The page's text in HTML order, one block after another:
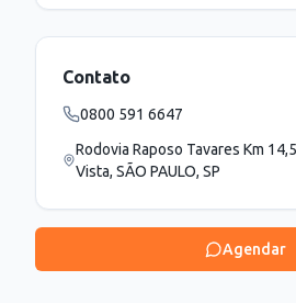
Contato
0800 591 6647
Rodovia Raposo Tavares Km
Vista, SÃO PAULO, SP
Agendar